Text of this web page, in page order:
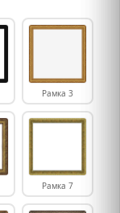
Рамка 3
Рамка 7